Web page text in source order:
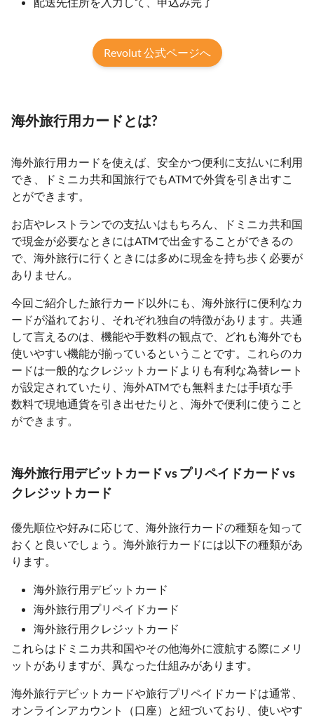
Revolut 公式ページへ
海外旅行用カードとは?
海外旅行用カードを使えば、安全かつ便利に支払いに利用
でき、ドミニカ共和国旅行でもATMで外貨を引き出すこ
とができます。
お店やレストランでの支払いはもちろん、ドミニカ共和国
で現金が必要なときにはATMで出金することができるの
で、海外旅行に行くときには多めに現金を持ち歩く必要が
ありません。
今回ご紹介した旅行カード以外にも、海外旅行に便利なカ
ードが溢れており、それぞれ独自の特徴があります。共通
して言えるのは、機能や手数料の観点で、どれも海外でも
使いやすい機能が揃っているということです。これらのカ
ードは一般的なクレジットカードよりも有利な為替レート
が設定されていたり、海外ATMでも無料または手頃な手
数料で現地通貨を引き出せたりと、海外で便利に使うこと
ができます。
海外旅行用デビットカード vs プリペイドカード vs
クレジットカード
優先順位や好みに応じて、海外旅行カードの種類を知って
おくと良いでしょう。海外旅行カードには以下の種類があ
ります。
海外旅行用デビットカード
海外旅行用プリペイドカード
海外旅行用クレジットカード
これらはドミニカ共和国やその他海外に渡航する際にメリ
ットがありますが、異なった仕組みがあります。
海外旅行デビットカードや旅行プリペイドカードは通常、
オンラインアカウント（口座）と紐づいており、使いやす